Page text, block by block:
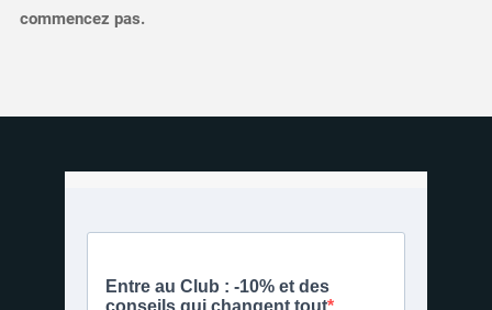
commencez pas.